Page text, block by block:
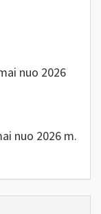
nuo 2026
nuo 2026 m.